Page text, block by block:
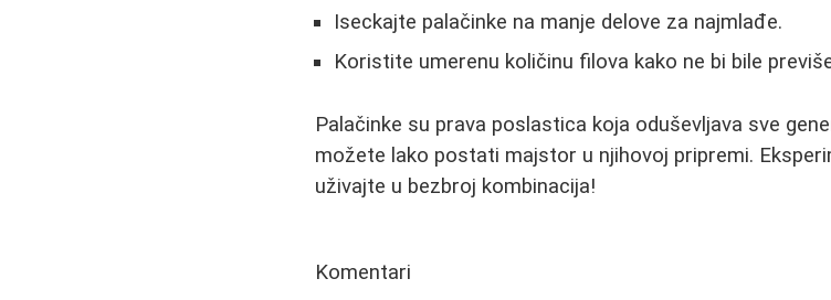
Iseckajte palačinke na manje delove za najmlađe.
Koristite umerenu količinu filova kako ne bi bile
Palačinke su prava poslastica koja oduševljava sve
možete lako postati majstor u njihovoj pripremi.
uživajte u bezbroj kombinacija!
Komentari